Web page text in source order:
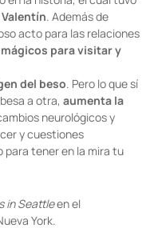
el 13 de abril como un
la historia, el cual tuvo
Valentín. Además de
acto para las relaciones
mágicos para visitar y
del beso. Pero lo que sí
a otra,aumenta la
neurológicos y
y cuestiones
tener en la mira tu